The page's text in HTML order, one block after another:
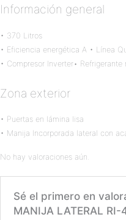
Información general
• 370 Litros
• Eficiencia energética A • Línea
• Compresor Inverter• Refrigerante
Zona exterior
• Puertas en lámina lisa
• Manija Incorporada lateral con
No hay valoraciones aún.
Sé el primero en
MANIJA LATERAL RI-